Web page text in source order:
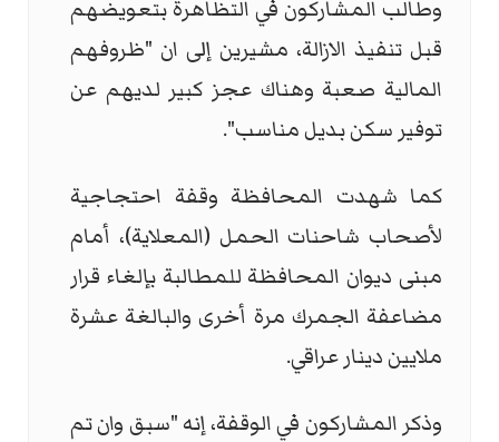
وطالب المشاركون في التظاهرة بتعويضهم
قبل تنفيذ الازالة، مشيرين إلى ان "ظروفهم
المالية صعبة وهناك عجز كبير لديهم عن
توفير سكن بديل مناسب".
كما شهدت المحافظة وقفة احتجاجية
لأصحاب شاحنات الحمل (المعلاية)، أمام
مبنى ديوان المحافظة للمطالبة بإلغاء قرار
مضاعفة الجمرك مرة أخرى والبالغة عشرة
ملايين دينار عراقي.
وذكر المشاركون في الوقفة، إنه "سبق وان تم